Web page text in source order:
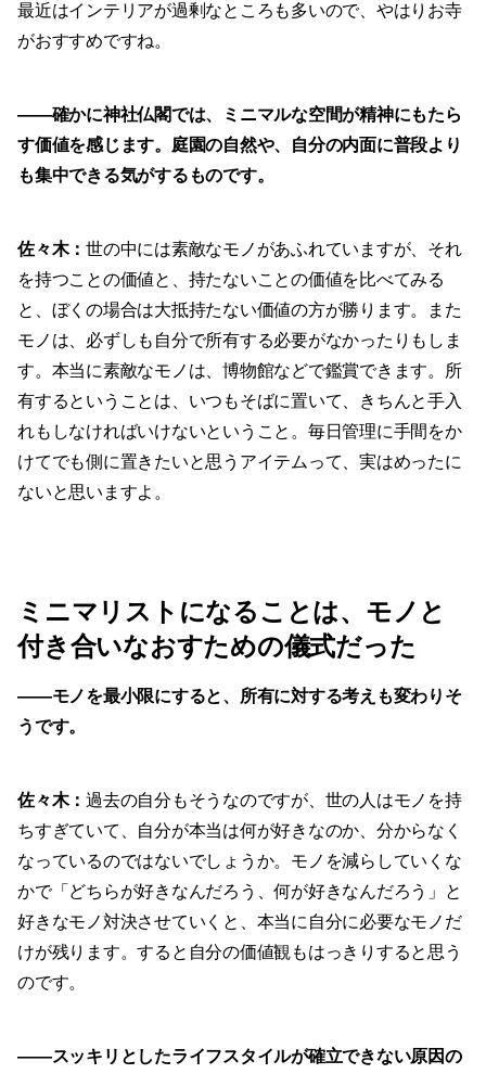
最近はインテリアが過剰なところも多いので、やはりお寺
がおすすめですね。
——確かに神社仏閣では、ミニマルな空間が精神にもたら
す価値を感じます。庭園の自然や、自分の内面に普段より
も集中できる気がするものです。
佐々木：世の中には素敵なモノがあふれていますが、それ
を持つことの価値と、持たないことの価値を比べてみる
と、ぼくの場合は大抵持たない価値の方が勝ります。また
モノは、必ずしも自分で所有する必要がなかったりもしま
す。本当に素敵なモノは、博物館などで鑑賞できます。所
有するということは、いつもそばに置いて、きちんと手入
れもしなければいけないということ。毎日管理に手間をか
けてでも側に置きたいと思うアイテムって、実はめったに
ないと思いますよ。
ミニマリストになることは、モノと
付き合いなおすための儀式だった
——モノを最小限にすると、所有に対する考えも変わりそ
うです。
佐々木：過去の自分もそうなのですが、世の人はモノを持
ちすぎていて、自分が本当は何が好きなのか、分からなく
なっているのではないでしょうか。モノを減らしていくな
かで「どちらが好きなんだろう、何が好きなんだろう」と
好きなモノ対決させていくと、本当に自分に必要なモノだ
けが残ります。すると自分の価値観もはっきりすると思う
のです。
——スッキリとしたライフスタイルが確立できない原因の